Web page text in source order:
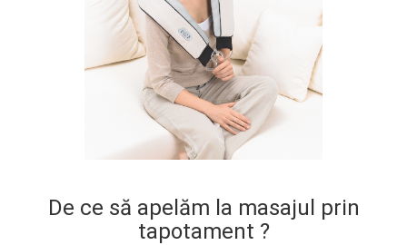
De ce să apelăm la masajul prin
tapotament ?